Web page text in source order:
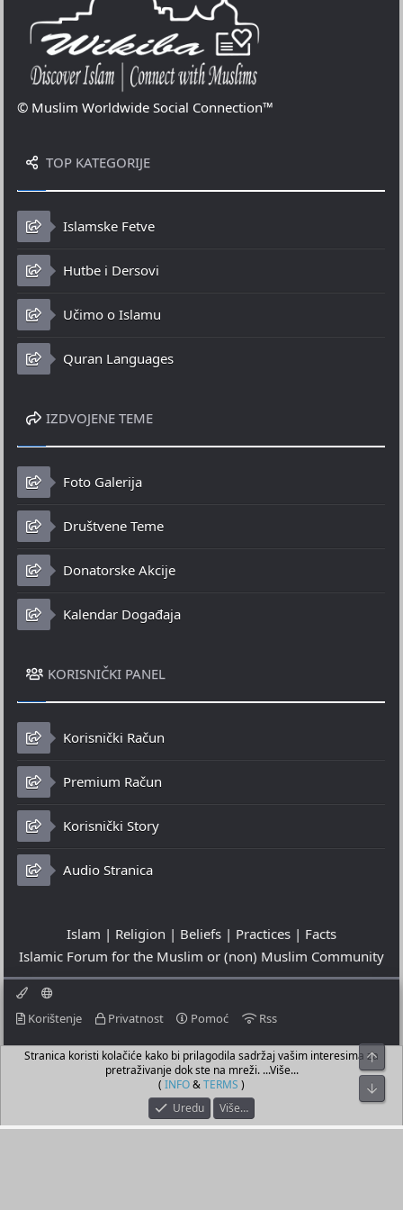
© Muslim Worldwide Social Connection™
TOP KATEGORIJE
Islamske Fetve
Hutbe i Dersovi
Učimo o Islamu
Quran Languages
IZDVOJENE TEME
Foto Galerija
Društvene Teme
Donatorske Akcije
Kalendar Događaja
KORISNIČKI PANEL
Korisnički Račun
Premium Račun
Korisnički Story
Audio Stranica
Islam | Religion | Beliefs | Practices | Facts
Islamic Forum for the Muslim or (non) Muslim Community
Korištenje Privatnost Pomoć Rss
© 2023 - 07-08-2026
© Islamic Community Platform ®
Stranica koristi kolačiće kako bi prilagodila sadržaj vašim interesima za
pretraživanje dok ste na mreži. ...Više...
( INFO&TERMS )
Uredu
Više…
Top